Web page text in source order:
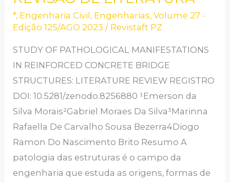
*, Engenharia Civil , Engenharias,Volume 27 -
Edição 125/AGO 2023 / Revistaft PZ
STUDY OF PATHOLOGICAL MANIFESTATIONS
IN REINFORCED CONCRETE BRIDGE
STRUCTURES: LITERATURE REVIEW REGISTRO
DOI: 10.5281/zenodo.8256880 ¹Emerson da
Silva Morais²Gabriel Moraes Da Silva³Marinna
Rafaella De Carvalho Sousa Bezerra4Diogo
Ramon Do Nascimento Brito Resumo A
patologia das estruturas é o campo da
engenharia que estuda as origens, formas de
PONTES
EM
CONCRETO
ARMADO:
REVISÃO
DE
LITERATURA